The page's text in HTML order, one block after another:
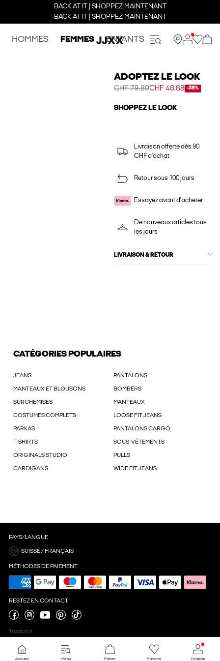
BACK AT IT | SHOPPEZ MAINTENANT
BACK AT IT | SHOPPEZ MAINTENANT
HOMMES FEMMES ENFANTS
ADOPTEZ LE LOOK
CHF 79.80CHF 48.88 -39%
SHOPPEZ LE LOOK
Livraison offerte dès 90
CHF d'achat
Retour sous 100 jours
Essayez avant d'acheter
De nouveaux articles tous
les jours
LIVRAISON & RETOUR
CATÉGORIES POPULAIRES
JEANS PANTALONS
MANTEAUX ET BLOUSONS BOMBERS
SURCHEMISES MANTEAUX
COSTUMES COMPLETS LOOSE FIT JEANS
PARKAS PANTALONS CARGO
T-SHIRTS SOUS-VÊTEMENTS
ORIGINALS STUDIO PULLS
CARDIGANS WIDE FIT JEANS
PAYS/LANGUE
SUISSE / FRANÇAIS
MÉTHODES DE PAIEMENT
RESTEZ EN CONTACT
Trustpilot
Accueil Menu Panier Favoris Compte